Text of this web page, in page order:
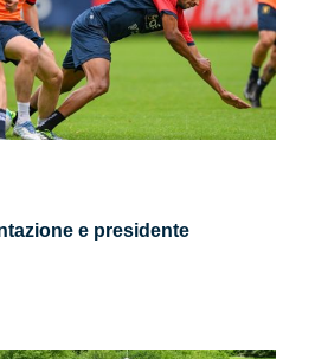
e presidente